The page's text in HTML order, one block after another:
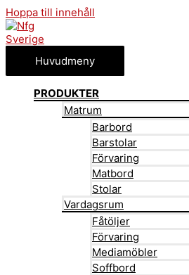
Hoppa till innehåll
Huvudmeny
PRODUKTER
Matrum
Barbord
Barstolar
Förvaring
Matbord
Stolar
Vardagsrum
Fåtöljer
Förvaring
Mediamöbler
Soffbord